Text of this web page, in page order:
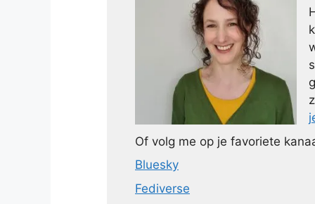
Of volg me op je favoriete
Bluesky
Fediverse